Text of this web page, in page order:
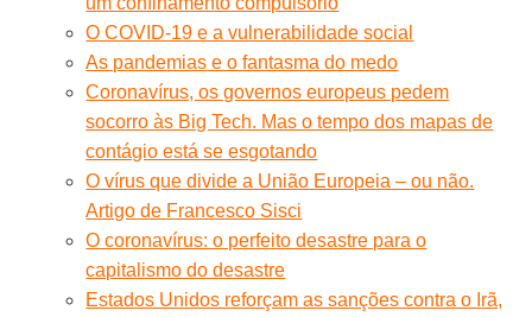
O COVID-19 e a vulnerabilidade social
As pandemias e o fantasma do medo
Coronavírus, os governos europeus pedem
socorro às Big Tech. Mas o tempo dos mapas de
contágio está se esgotando
O vírus que divide a União Europeia – ou não.
Artigo de Francesco Sisci
O coronavírus: o perfeito desastre para o
capitalismo do desastre
Estados Unidos reforçam as sanções contra o Irã,